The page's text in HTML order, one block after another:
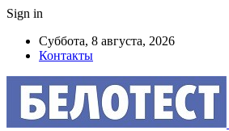
Sign in
Суббота, 8 августа, 2026
Контакты